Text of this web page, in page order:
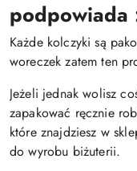
podpowiada
Każde kolczyki są
woreczek zatem ten
Jeżeli jednak wolisz
zapakować ręcznie
które znajdziesz w
do wyrobu biżuterii.